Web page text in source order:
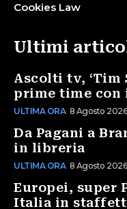
Cookies Law
Ultimi
Ascolti tv, ‘Tim
prime time con
ULTIMA ORA 8 Agosto 2026
Da Pagani a
in libreria
ULTIMA ORA 8 Agosto 2026
Europei, super
Italia in